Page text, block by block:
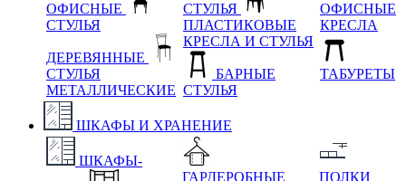
ОФИСНЫЕ
СТУЛЬЯ
ДЕРЕВЯННЫЕ
СТУЛЬЯ
МЕТАЛЛИЧЕСКИЕ
СТУЛЬЯ
ПЛАСТИКОВЫЕ
КРЕСЛА И СТУЛЬЯ
БАРНЫЕ
СТУЛЬЯ
ОФИСНЫЕ
КРЕСЛА
ТАБУРЕТЫ
ШКАФЫ И ХРАНЕНИЕ
ШКАФЫ-
ГАРДЕРОБНЫЕ
ПОЛКИ